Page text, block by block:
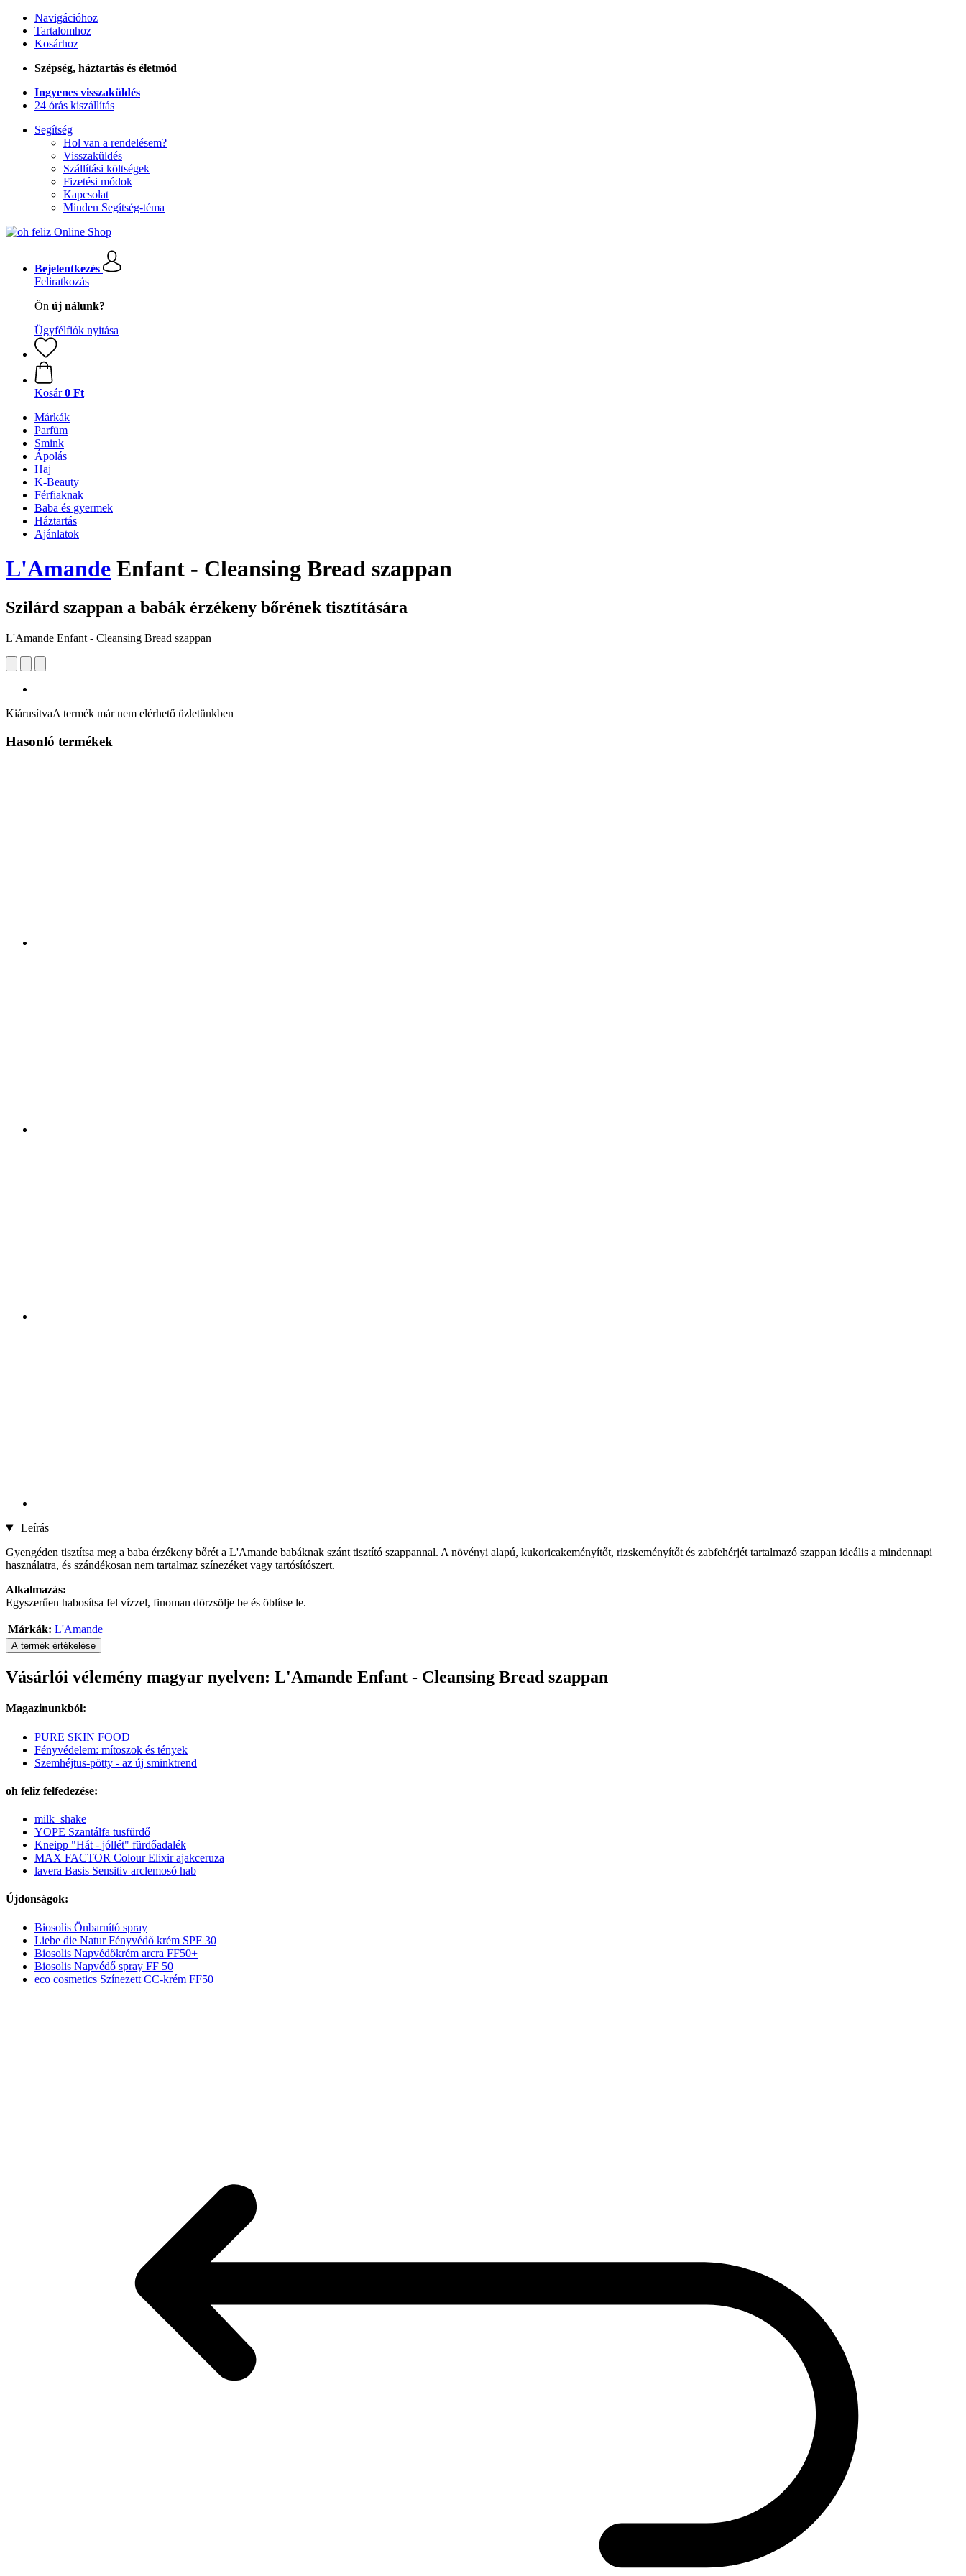
Navigációhoz
Tartalomhoz
Kosárhoz
Szépség, háztartás és életmód
Ingyenes visszaküldés
24 órás kiszállítás
Segítség
Hol van a rendelésem?
Visszaküldés
Szállítási költségek
Fizetési módok
Kapcsolat
Minden Segítség-téma
Bejelentkezés
Feliratkozás
Ön új nálunk?
Ügyfélfiók nyitása
Kosár 0 Ft
Márkák
Parfüm
Smink
Ápolás
Haj
K-Beauty
Férfiaknak
Baba és gyermek
Háztartás
Ajánlatok
L'Amande Enfant - Cleansing Bread szappan
Szilárd szappan a babák érzékeny bőrének tisztítására
L'Amande Enfant - Cleansing Bread szappan
KiárusítvaA termék már nem elérhető üzletünkben
Hasonló termékek
Leírás
Gyengéden tisztítsa meg a baba érzékeny bőrét a L'Amande babáknak szánt tisztító szappannal. A növényi alapú, kukoricakeményítőt, rizskeményítőt és zabfehérjét tartalmazó szappan ideális a mindennapi
használatra, és szándékosan nem tartalmaz színezéket vagy tartósítószert.
Alkalmazás:
Egyszerűen habosítsa fel vízzel, finoman dörzsölje be és öblítse le.
Márkák: L'Amande
A termék értékelése
Vásárlói vélemény magyar nyelven: L'Amande Enfant - Cleansing Bread szappan
Magazinunkból:
PURE SKIN FOOD
Fényvédelem: mítoszok és tények
Szemhéjtus-pötty - az új sminktrend
oh feliz felfedezése:
milk_shake
YOPE Szantálfa tusfürdő
Kneipp "Hát - jóllét" fürdőadalék
MAX FACTOR Colour Elixir ajakceruza
lavera Basis Sensitiv arclemosó hab
Újdonságok:
Biosolis Önbarnító spray
Liebe die Natur Fényvédő krém SPF 30
Biosolis Napvédőkrém arcra FF50+
Biosolis Napvédő spray FF 50
eco cosmetics Színezett CC-krém FF50